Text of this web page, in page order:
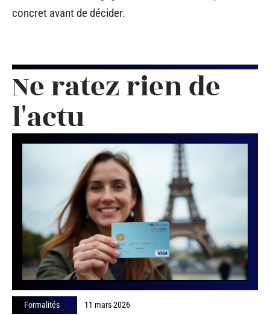
concret avant de décider.
Ne ratez rien de
l'actu
Formalités 11 mars 2026